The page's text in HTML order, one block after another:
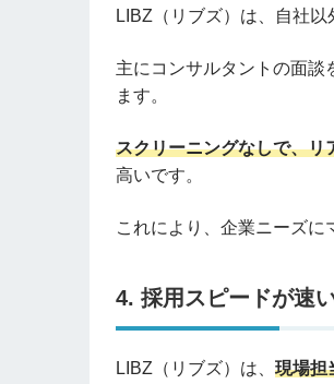
LIBZ（リブズ）は、自社
主にコンサルタントの面談
ます。
スクリーニングなしで、リ
高いです。
これにより、企業ニーズに
4. 採用スピードが速
LIBZ（リブズ）は、 現場担